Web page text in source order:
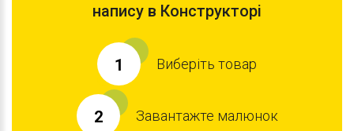
напису в Конструкторі
1 Виберіть товар
2 Завантажте малюнок